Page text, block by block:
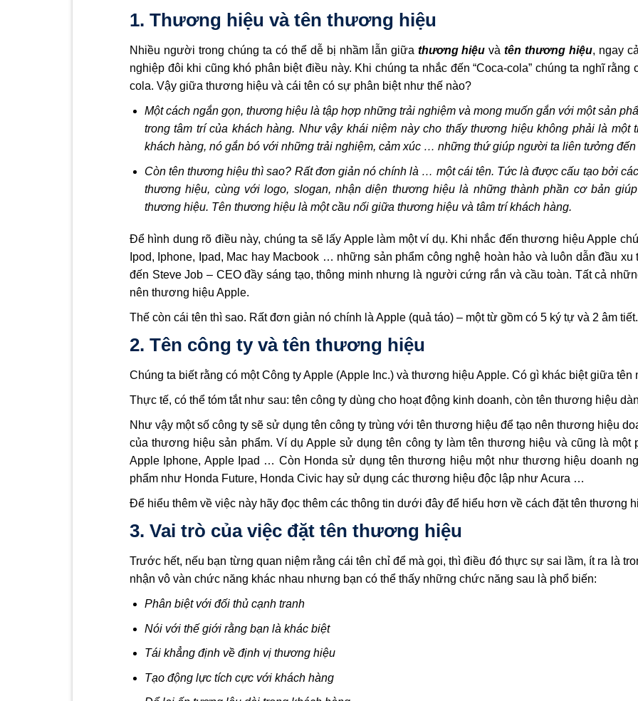
1. Thương hiệu và tên thương hiệu
Nhiều người trong chúng ta có thể dễ bị nhầm lẫn giữa thương hiệu vàtên thương hiệu, ngay
nghiệp đôi khi cũng khó phân biệt điều này. Khi chúng ta nhắc đến “Coca-cola” chúng ta nghĩ
cola. Vậy giữa thương hiệu và cái tên có sự phân biệt như thế nào?
Một cách ngắn gọn, thương hiệu là tập hợp những trải nghiệm và mong muốn gắn với một sản
trong tâm trí của khách hàng. Như vậy khái niệm này cho thấy thương hiệu không phải là một
khách hàng, nó gắn bó với những trải nghiệm, cảm xúc … những thứ giúp người ta liên tưởng đến
Còn tên thương hiệu thì sao? Rất đơn giản nó chính là … một cái tên. Tức là được cấu tạo bởi
thương hiệu, cùng với logo, slogan, nhận diện thương hiệu là những thành phần cơ bản
thương hiệu. Tên thương hiệu là một cầu nối giữa thương hiệu và tâm trí khách hàng.
Để hình dung rõ điều này, chúng ta sẽ lấy Apple làm một ví dụ. Khi nhắc đến thương hiệu Apple
Ipod, Iphone, Ipad, Mac hay Macbook … những sản phẩm công nghệ hoàn hảo và luôn dẫn đầu
đến Steve Job – CEO đầy sáng tạo, thông minh nhưng là người cứng rắn và cầu toàn. Tất cả
nên thương hiệu Apple.
Thế còn cái tên thì sao. Rất đơn giản nó chính là Apple (quả táo) – một từ gồm có 5 ký tự và 2 âm tiết.
2. Tên công ty và tên thương hiệu
Chúng ta biết rằng có một Công ty Apple (Apple Inc.) và thương hiệu Apple. Có gì khác biệt giữa
Thực tế, có thể tóm tắt như sau: tên công ty dùng cho hoạt động kinh doanh, còn tên thương hiệu
Như vậy một số công ty sẽ sử dụng tên công ty trùng với tên thương hiệu để tạo nên thương hiệu
của thương hiệu sản phẩm. Ví dụ Apple sử dụng tên công ty làm tên thương hiệu và cũng là một
Apple Iphone, Apple Ipad … Còn Honda sử dụng tên thương hiệu một như thương hiệu doanh
phẩm như Honda Future, Honda Civic hay sử dụng các thương hiệu độc lập như Acura …
Để hiểu thêm về việc này hãy đọc thêm các thông tin dưới đây để hiểu hơn về cách đặt tên thương
3. Vai trò của việc đặt tên thương hiệu
Trước hết, nếu bạn từng quan niệm rằng cái tên chỉ để mà gọi, thì điều đó thực sự sai lầm, ít ra là
nhận vô vàn chức năng khác nhau nhưng bạn có thể thấy những chức năng sau là phổ biến:
Phân biệt với đối thủ cạnh tranh
Nói với thế giới rằng bạn là khác biệt
Tái khẳng định về định vị thương hiệu
Tạo động lực tích cực với khách hàng